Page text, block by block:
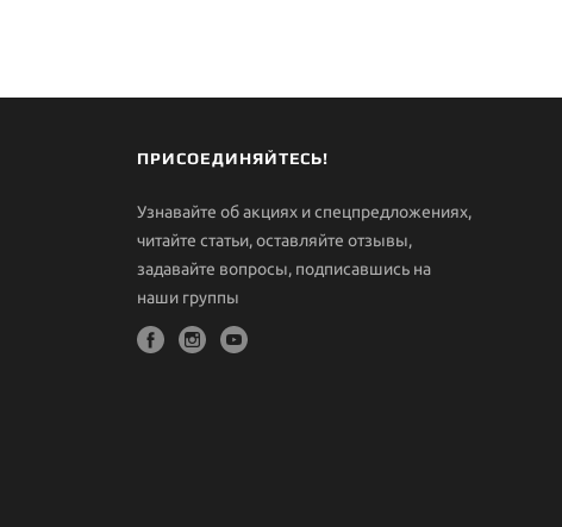
ПРИСОЕДИНЯЙТЕСЬ!
Узнавайте об акциях и спецпредложениях,
читайте статьи, оставляйте отзывы,
задавайте вопросы, подписавшись на
наши группы